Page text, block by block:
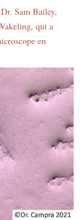
Sam Bailey,
qui a
en